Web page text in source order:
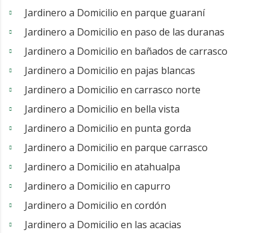
Jardinero a Domicilio en parque guaraní
Jardinero a Domicilio en paso de las duranas
Jardinero a Domicilio en bañados de carrasco
Jardinero a Domicilio en pajas blancas
Jardinero a Domicilio en carrasco norte
Jardinero a Domicilio en bella vista
Jardinero a Domicilio en punta gorda
Jardinero a Domicilio en parque carrasco
Jardinero a Domicilio en atahualpa
Jardinero a Domicilio en capurro
Jardinero a Domicilio en cordón
Jardinero a Domicilio en las acacias